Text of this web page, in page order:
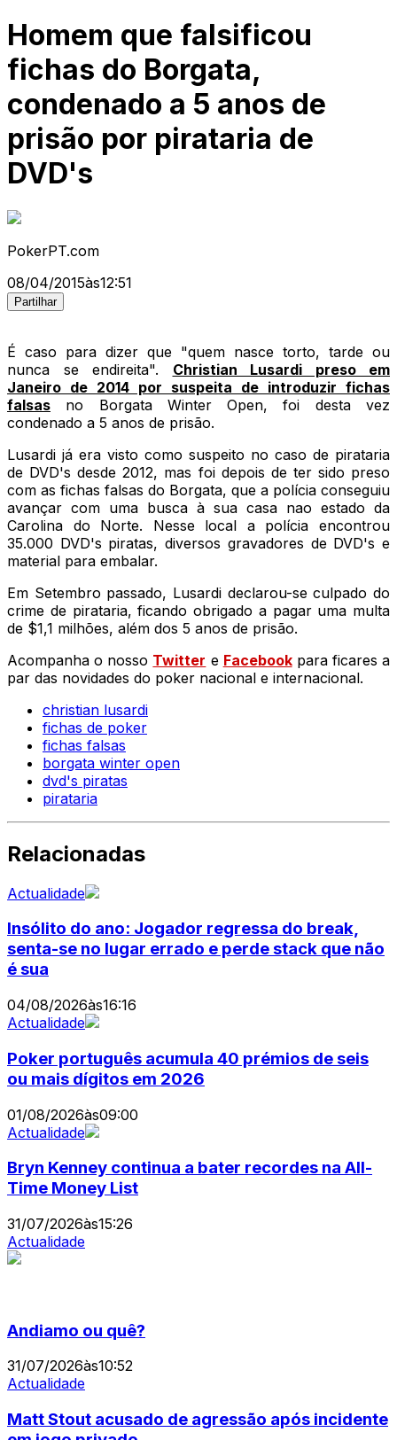
Homem que falsificou
fichas do Borgata,
condenado a 5 anos de
prisão por pirataria de
DVD's
PokerPT.com
08/04/2015às12:51
Partilhar
É caso para dizer que "quem nasce torto, tarde ou
nunca se endireita". Christian Lusardi preso em
Janeiro de 2014 por suspeita de introduzir fichas
falsas no Borgata Winter Open, foi desta vez
condenado a 5 anos de prisão.
Lusardi já era visto como suspeito no caso de pirataria
de DVD's desde 2012, mas foi depois de ter sido preso
com as fichas falsas do Borgata, que a polícia conseguiu
avançar com uma busca à sua casa nao estado da
Carolina do Norte. Nesse local a polícia encontrou
35.000 DVD's piratas, diversos gravadores de DVD's e
material para embalar.
Em Setembro passado, Lusardi declarou-se culpado do
crime de pirataria, ficando obrigado a pagar uma multa
de $1,1 milhões, além dos 5 anos de prisão.
Acompanha o nosso Twitter e Facebookpara ficares a
par das novidades do poker nacional e internacional.
christian lusardi
fichas de poker
fichas falsas
borgata winter open
dvd's piratas
pirataria
Relacionadas
Actualidade
Insólito do ano: Jogador regressa do break,
senta-se no lugar errado e perde stack que não
é sua
04/08/2026às16:16
Actualidade
Poker português acumula 40 prémios de seis
ou mais dígitos em 2026
01/08/2026às09:00
Actualidade
Bryn Kenney continua a bater recordes na All-
Time Money List
31/07/2026às15:26
Actualidade
Andiamo ou quê?
31/07/2026às10:52
Actualidade
Matt Stout acusado de agressão após incidente